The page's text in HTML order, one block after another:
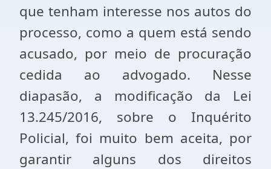
que tenham interesse nos autos do
processo, como a quem está sendo
acusado, por meio de procuração
cedida ao advogado. Nesse
diapasão, a modificação da Lei
13.245/2016, sobre o Inquérito
Policial, foi muito bem aceita, por
garantir alguns dos direitos